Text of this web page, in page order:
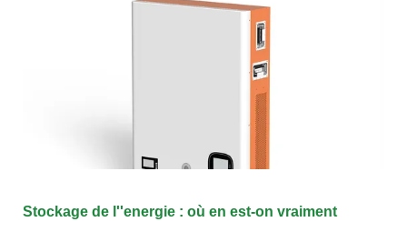
Stockage de l''energie : où en est-on vraiment